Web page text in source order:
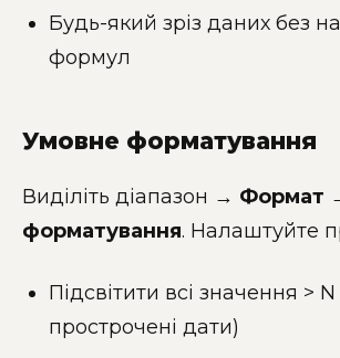
Будь-який зріз даних без
формул
Умовне форматування
Виділіть діапазон → Формат
форматування. Налаштуйте
Підсвітити всі значення >
прострочені дати)